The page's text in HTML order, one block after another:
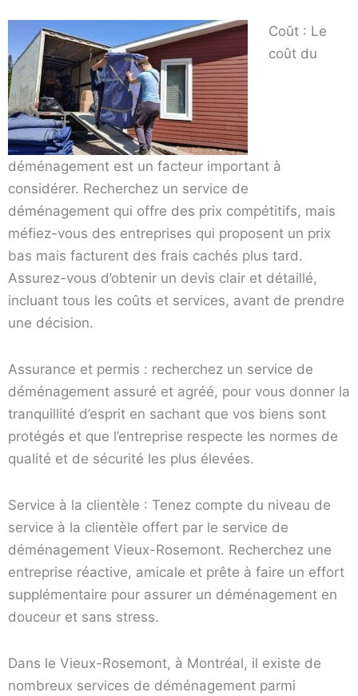
Coût : Le
coût du
déménagement est un facteur important à
considérer. Recherchez un service de
déménagement qui offre des prix compétitifs, mais
méfiez-vous des entreprises qui proposent un prix
bas mais facturent des frais cachés plus tard.
Assurez-vous d’obtenir un devis clair et détaillé,
incluant tous les coûts et services, avant de prendre
une décision.
Assurance et permis : recherchez un service de
déménagement assuré et agréé, pour vous donner la
tranquillité d’esprit en sachant que vos biens sont
protégés et que l’entreprise respecte les normes de
qualité et de sécurité les plus élevées.
Service à la clientèle : Tenez compte du niveau de
service à la clientèle offert par le service de
déménagement Vieux-Rosemont. Recherchez une
entreprise réactive, amicale et prête à faire un effort
supplémentaire pour assurer un déménagement en
douceur et sans stress.
Dans le Vieux-Rosemont, à Montréal, il existe de
nombreux services de déménagement parmi